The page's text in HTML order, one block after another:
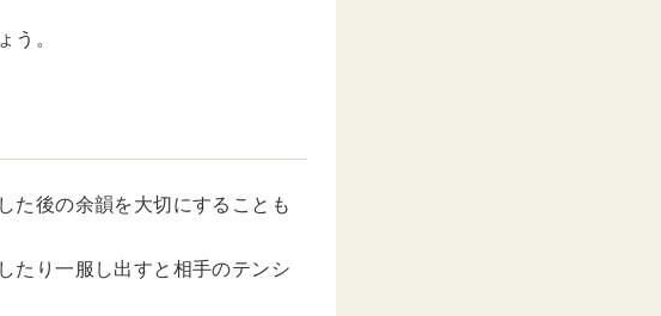
。
た後の余韻を大切にすることも
たり一服し出すと相手のテンシ